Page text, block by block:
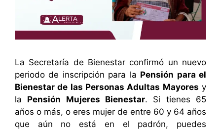
La Secretaría de Bienestar confirmó un nuevo
periodo de inscripción para la Pensión para el
Bienestar de las Personas Adultas Mayores y
la Pensión Mujeres Bienestar. Si tienes 65
años o más, o eres mujer de entre 60 y 64 años
que aún no está en el padrón, puedes